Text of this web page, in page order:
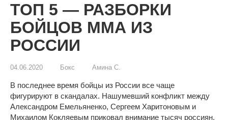
ТОП 5 — РАЗБОРКИ
БОЙЦОВ ММА ИЗ
РОССИИ
04.06.2020 Бокс Амина С.
В последнее время бойцы из России все чаще
фигурируют в скандалах. Нашумевший конфликт между
Александром Емельяненко, Сергеем Харитоновым и
Михаилом Кокляевым приковал внимание тысяч россиян.